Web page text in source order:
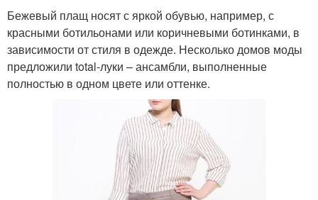
Бежевый плащ носят с яркой обувью, например, с
красными ботильонами или коричневыми ботинками, в
зависимости от стиля в одежде. Несколько домов моды
предложили total-луки – ансамбли, выполненные
полностью в одном цвете или оттенке.